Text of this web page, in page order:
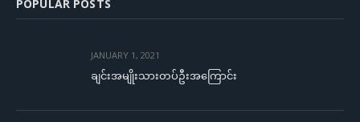
POPULAR POSTS
JANUARY 1, 2021
ချင်းအမျိုးသားတပ်ဦးအကြောင်း